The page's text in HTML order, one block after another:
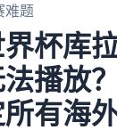
难题
杯库
播放
有海